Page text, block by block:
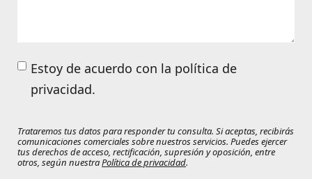
Estoy de acuerdo con la política de
privacidad.
Trataremos tus datos para responder tu consulta. Si aceptas, recibirás
comunicaciones comerciales sobre nuestros servicios. Puedes ejercer
tus derechos de acceso, rectificación, supresión y oposición, entre
otros, según nuestraPolítica de privacidad.